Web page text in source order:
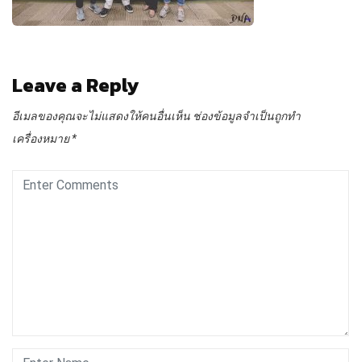
Leave a Reply
อีเมลของคุณจะไม่แสดงให้คนอื่นเห็น ช่องข้อมูลจำเป็นถูกทำ
เครื่องหมาย*